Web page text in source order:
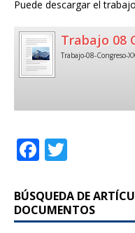
Puede descargar el
Trabajo 08
Trabajo-08-Congreso-
F
c
e
it
te
BÚSQUEDA DE
DOCUMENTOS